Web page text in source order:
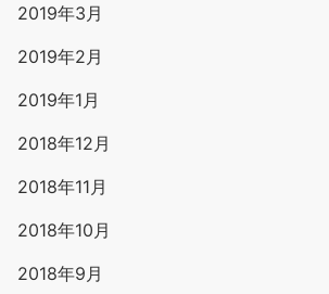
2019年3月
2019年2月
2019年1月
2018年12月
2018年11月
2018年10月
2018年9月